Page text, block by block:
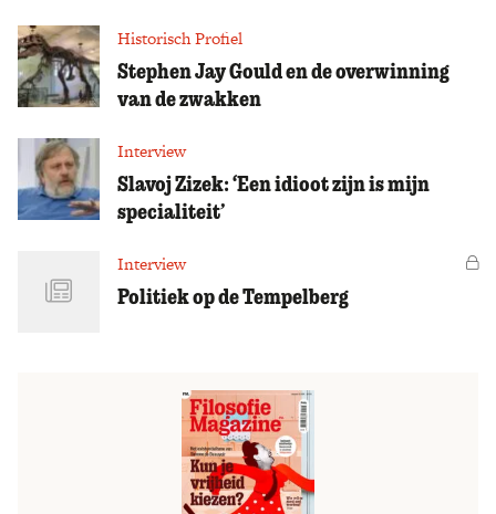
Historisch Profiel
Stephen Jay Gould en de overwinning
van de zwakken
Interview
Slavoj Zizek: ‘Een idioot zijn is mijn
specialiteit’
Interview
Politiek op de Tempelberg